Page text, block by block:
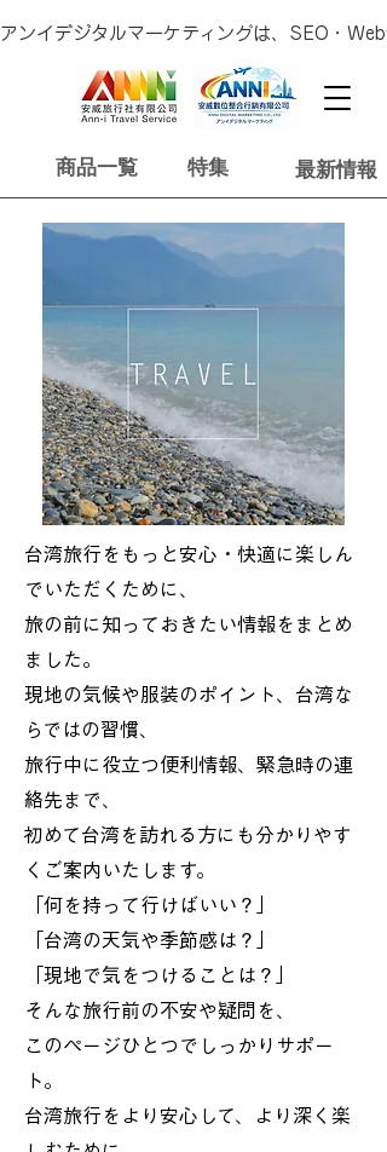
商品一覧 特集 最新情報
アンイデジタルマーケティングは、SEO・
台湾旅行をもっと安心・快適に楽しん
でいただくために、
旅の前に知っておきたい情報をまとめ
ました。
現地の気候や服装のポイント、台湾な
らではの習慣、
旅行中に役立つ便利情報、緊急時の連
絡先まで、
初めて台湾を訪れる方にも分かりやす
くご案内いたします。
「何を持って行けばいい？」
「台湾の天気や季節感は？」
「現地で気をつけることは？」
そんな旅行前の不安や疑問を、
このページひとつでしっかりサポー
ト。
台湾旅行をより安心して、より深く楽